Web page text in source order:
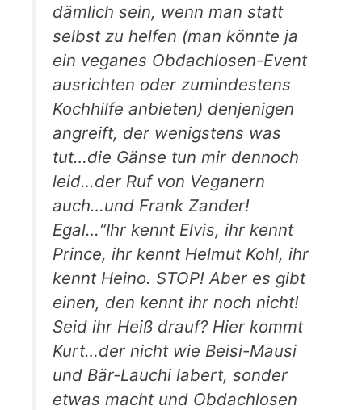
dämlich sein, wenn man statt
selbst zu helfen (man könnte ja
ein veganes Obdachlosen-Event
ausrichten oder zumindestens
Kochhilfe anbieten) denjenigen
angreift, der wenigstens was
tut…die Gänse tun mir dennoch
leid…der Ruf von Veganern
auch…und Frank Zander!
Egal…“Ihr kennt Elvis, ihr kennt
Prince, ihr kennt Helmut Kohl, ihr
kennt Heino. STOP! Aber es gibt
einen, den kennt ihr noch nicht!
Seid ihr Heiß drauf? Hier kommt
Kurt…der nicht wie Beisi-Mausi
und Bär-Lauchi labert, sonder
etwas macht und Obdachlosen